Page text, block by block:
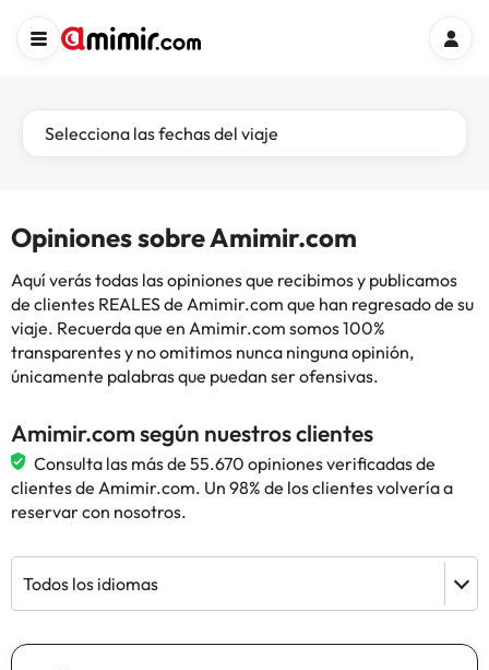
Selecciona las fechas del viaje
Opiniones sobre Amimir.com
Aquí verás todas las opiniones que recibimos y publicamos
de clientes REALES de Amimir.com que han regresado de su
viaje. Recuerda que en Amimir.com somos 100%
transparentes y no omitimos nunca ninguna opinión,
únicamente palabras que puedan ser ofensivas.
Amimir.com según nuestros clientes
Consulta las más de 55.670 opiniones verificadas de
clientes de Amimir.com. Un 98% de los clientes volvería a
reservar con nosotros.